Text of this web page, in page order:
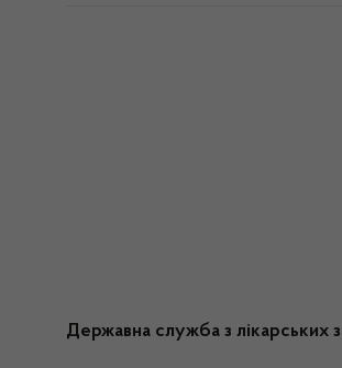
Державна служба з лікарських